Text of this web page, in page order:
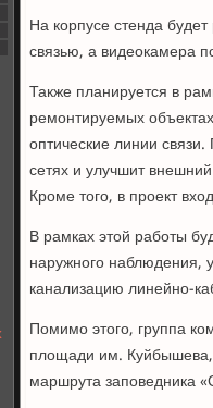
На корпусе стенда
связью, а видеокамера
Также планируется в
ремонтируемых
оптические линии
сетях и улучшит
Кроме того, в проект
В рамках этой работы
наружного наблюдения,
канализацию линейно-
Помимо этого, группа
площади им. Куйбышева,
маршрута заповедника